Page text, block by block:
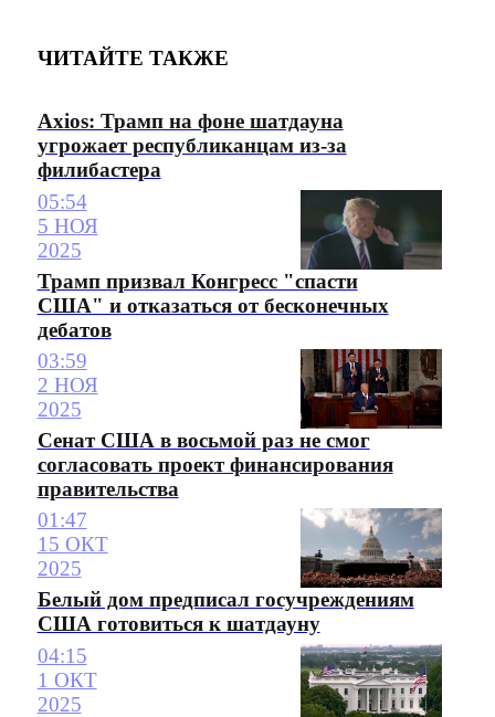
ЧИТАЙТЕ ТАКЖЕ
Axios: Трамп на фоне шатдауна
угрожает республиканцам из-за
филибастера
05:54
5 НОЯ
2025
Трамп призвал Конгресс "спасти
США" и отказаться от бесконечных
дебатов
03:59
2 НОЯ
2025
Сенат США в восьмой раз не смог
согласовать проект финансирования
правительства
01:47
15 ОКТ
2025
Белый дом предписал госучреждениям
США готовиться к шатдауну
04:15
1 ОКТ
2025